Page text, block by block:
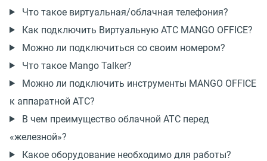
Что такое виртуальная/облачная телефония?
Как подключить Виртуальную АТС MANGO OFFICE?
Можно ли подключиться со своим номером?
Что такое Mango Talker?
Можно ли подключить инструменты MANGO OFFICE
к аппаратной АТС?
В чем преимущество облачной АТС перед
«железной»?
Какое оборудование необходимо для работы?